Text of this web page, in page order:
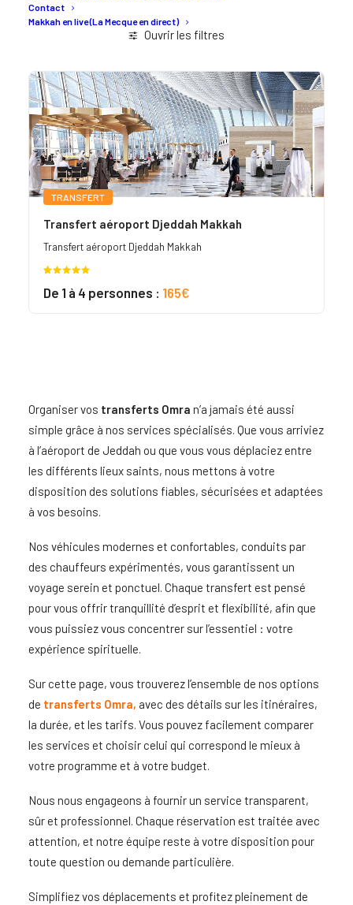
Contact
Makkah en live (La Mecque en direct)
Ouvrir les filtres
TRANSFERT
Transfert aéroport Djeddah Makkah
Transfert aéroport Djeddah Makkah
sur 5
De 1 à 4 personnes : 165€
Organiser vos transferts Omra n’a jamais été aussi
simple grâce à nos services spécialisés. Que vous arriviez
à l’aéroport de Jeddah ou que vous vous déplaciez entre
les différents lieux saints, nous mettons à votre
disposition des solutions fiables, sécurisées et adaptées
à vos besoins.
Nos véhicules modernes et confortables, conduits par
des chauffeurs expérimentés, vous garantissent un
voyage serein et ponctuel. Chaque transfert est pensé
pour vous offrir tranquillité d’esprit et flexibilité, afin que
vous puissiez vous concentrer sur l’essentiel : votre
expérience spirituelle.
Sur cette page, vous trouverez l’ensemble de nos options
de transferts Omra, avec des détails sur les itinéraires,
la durée, et les tarifs. Vous pouvez facilement comparer
les services et choisir celui qui correspond le mieux à
votre programme et à votre budget.
Nous nous engageons à fournir un service transparent,
sûr et professionnel. Chaque réservation est traitée avec
attention, et notre équipe reste à votre disposition pour
toute question ou demande particulière.
Simplifiez vos déplacements et profitez pleinement de